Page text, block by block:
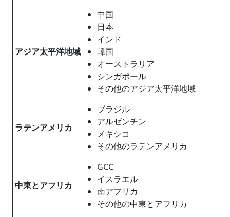
アジア太平洋地域
中国
日本
インド
韓国
オーストラリア
シンガポール
その他のアジア太平洋地域
ラテンアメリカ
ブラジル
アルゼンチン
メキシコ
その他のラテンアメリカ
中東とアフリカ
GCC
イスラエル
南アフリカ
その他の中東とアフリカ